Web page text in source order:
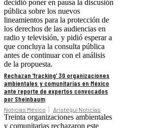
decidió poner en pausa la discusión
pública sobre los nuevos
lineamientos para la protección de
los derechos de las audiencias en
radio y televisión, y pidió esperar a
que concluya la consulta pública
antes de continuar con el análisis
de la propuesta.
Rechazan ‘fracking’ 30 organizaciones
ambientales y comunitarias en México
ante reporte de expertos convocados
por Sheinbaum
Noticias México Aristegui Noticias
Treinta organizaciones ambientales
y comunitarias rechazaron este